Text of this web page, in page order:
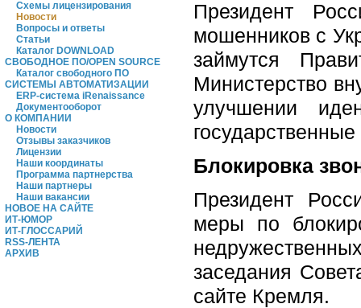
Схемы лицензирования
Новости
Вопросы и ответы
Статьи
Каталог DOWNLOAD
СВОБОДНОЕ ПО/OPEN SOURCE
Каталог свободного ПО
СИСТЕМЫ АВТОМАТИЗАЦИИ
ERP-система iRenaissance
Документооборот
О КОМПАНИИ
Новости
Отзывы заказчиков
Лицензии
Наши координаты
Программа партнерства
Наши партнеры
Наши вакансии
НОВОЕ НА САЙТЕ
ИТ-ЮМОР
ИТ-ГЛОССАРИЙ
RSS-ЛЕНТА
АРХИВ
Президент
мошенников с
займутся
Министерство
улучшении
Блокировка
Президент
меры по
заседания
сайте Кремля.